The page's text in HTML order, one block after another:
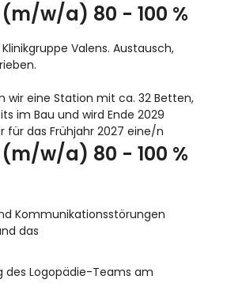
w/a) 80 - 100 %
Valens. Austausch,
wir eine Station mit ca. 32 Betten,
im Bau und wird Ende 2029
für das Frühjahr 2027 eine/n
w/a) 80 - 100 %
Kommunikationsstörungen
das
des Logopädie-Teams am